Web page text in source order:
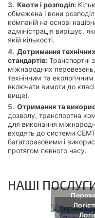
Квоти і розподіл:
обмежена і вони
компаній на основі
адміністрація вирішує,
якій кількості.
Дотримання
стандартів:Транспортні
міжнародних
технічним та
включати вимоги до
вище).
Отримання та
дозволу, транспортна
для виконання
входять до системи
багаторазовими і
протягом певного часу.
НАШІ